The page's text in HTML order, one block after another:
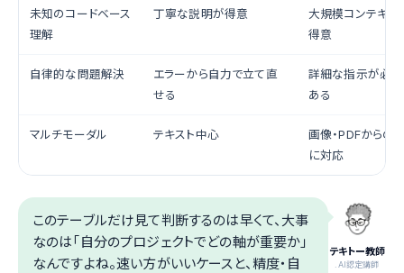
未知のコードベース
理解
丁寧な説明が得意
大規模コンテキス
得意
自律的な問題解決
エラーから自力で立て直
せる
詳細な指示が必
ある
マルチモーダル テキスト中心
画像・PDFからの
に対応
テキトー教師
.AI認定講師
このテーブルだけ見て判断するのは早くて、大事
なのは「自分のプロジェクトでどの軸が重要か」
なんですよね。速い方がいいケースと、精度・自